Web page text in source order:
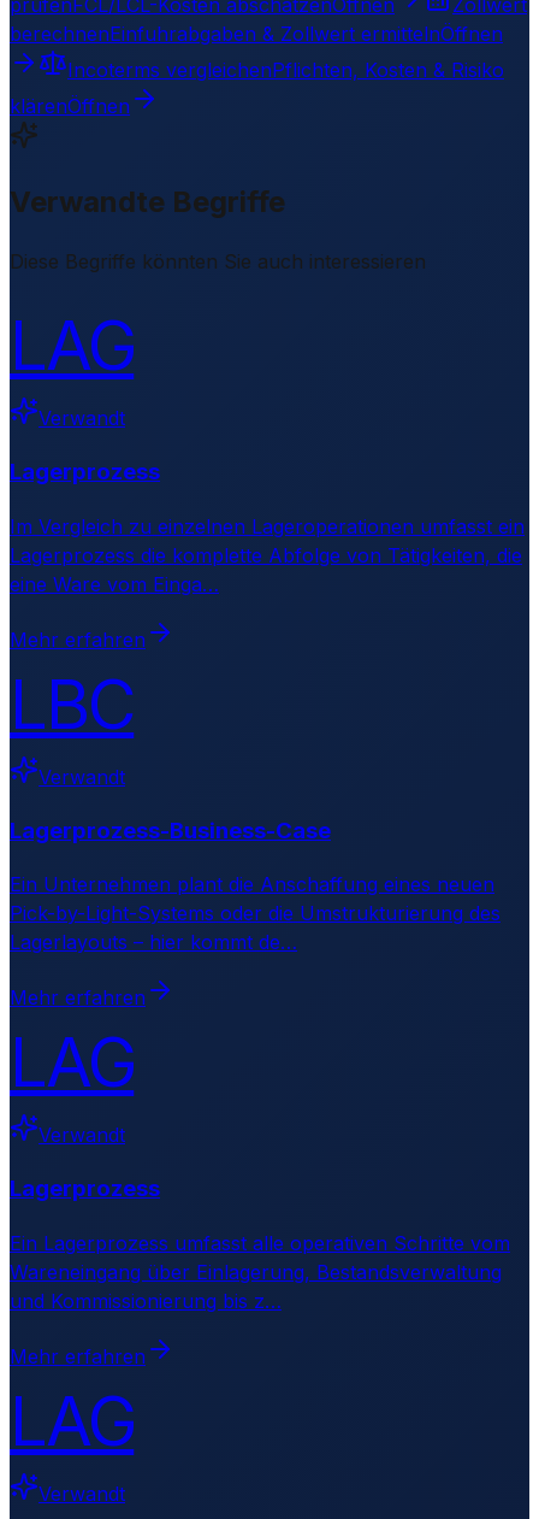
berechnenEinfuhrabgaben & Zollwert ermittelnÖffnen
Incoterms vergleichenPflichten, Kosten & Risiko
klärenÖffnen
Verwandte Begriffe
Diese Begriffe könnten Sie auch interessieren
LAG
Verwandt
Lagerprozess
Im Vergleich zu einzelnen Lageroperationen umfasst ein
Lagerprozess die komplette Abfolge von Tätigkeiten, die
eine Ware vom Einga…
Mehr erfahren
LBC
Verwandt
Lagerprozess-Business-Case
Ein Unternehmen plant die Anschaffung eines neuen
Pick-by-Light-Systems oder die Umstrukturierung des
Lagerlayouts – hier kommt de…
Mehr erfahren
LAG
Verwandt
Lagerprozess
Ein Lagerprozess umfasst alle operativen Schritte vom
Wareneingang über Einlagerung, Bestandsverwaltung
und Kommissionierung bis z…
Mehr erfahren
LAG
Verwandt